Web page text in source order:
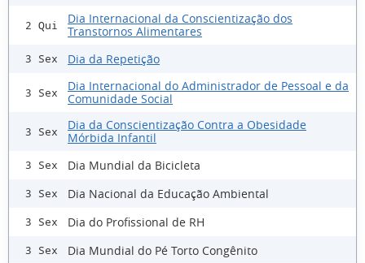
2 Qui
Dia Internacional da Conscientização dos
Transtornos Alimentares
3 Sex Dia da Repetição
3 Sex
Dia Internacional do Administrador de Pessoal e da
Comunidade Social
3 Sex
Dia da Conscientização Contra a Obesidade
Mórbida Infantil
3 Sex Dia Mundial da Bicicleta
3 Sex Dia Nacional da Educação Ambiental
3 Sex Dia do Profissional de RH
3 Sex Dia Mundial do Pé Torto Congênito